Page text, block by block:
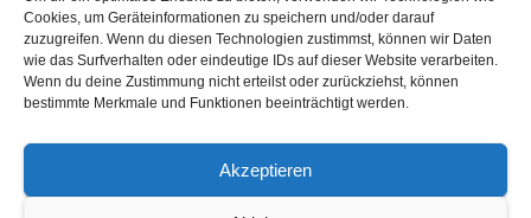
Cookies, um Geräteinformationen zu speichern und/oder darauf
zuzugreifen. Wenn du diesen Technologien zustimmst, können wir Daten
wie das Surfverhalten oder eindeutige IDs auf dieser Website verarbeiten.
Wenn du deine Zustimmung nicht erteilst oder zurückziehst, können
bestimmte Merkmale und Funktionen beeinträchtigt werden.
Akzeptieren
IPMS Deutschland